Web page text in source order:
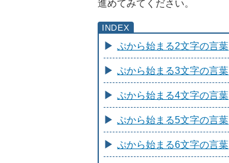
進めてみてください。
ぷから始まる2文字の言葉
ぷから始まる3文字の言葉
ぷから始まる4文字の言葉
ぷから始まる5文字の言葉
ぷから始まる6文字の言葉